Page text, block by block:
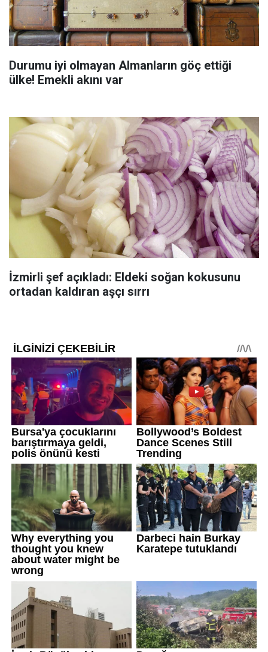
Durumu iyi olmayan Almanların göç ettiği
ülke! Emekli akını var
İzmirli şef açıkladı: Eldeki soğan kokusunu
ortadan kaldıran aşçı sırrı